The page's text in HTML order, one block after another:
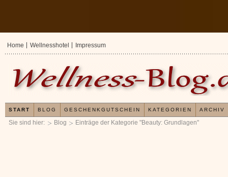
Sie sind hier: Blog Einträge der Kategorie "Beauty: Grundlagen"
Home Wellnesshotel Impressum
START BLOG GESCHENKGUTSCHEIN KATEGORIEN ARCHIV